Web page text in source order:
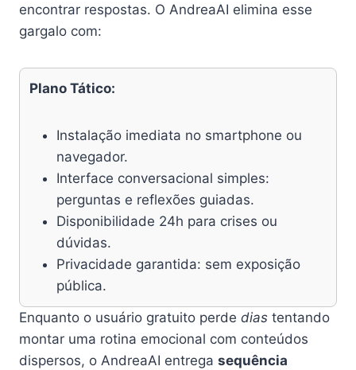
encontrar respostas. O AndreaAI elimina esse
gargalo com:
Plano Tático:
Instalação imediata no smartphone ou
navegador.
Interface conversacional simples:
perguntas e reflexões guiadas.
Disponibilidade 24h para crises ou
dúvidas.
Privacidade garantida: sem exposição
pública.
Enquanto o usuário gratuito perde dias tentando
montar uma rotina emocional com conteúdos
dispersos, o AndreaAI entrega sequência